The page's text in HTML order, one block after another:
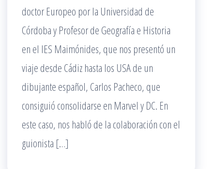
doctor Europeo por la Universidad de
Córdoba y Profesor de Geografía e Historia
en el IES Maimónides, que nos presentó un
viaje desde Cádiz hasta los USA de un
dibujante español, Carlos Pacheco, que
consiguió consolidarse en Marvel y DC. En
este caso, nos habló de la colaboración con el
guionista […]